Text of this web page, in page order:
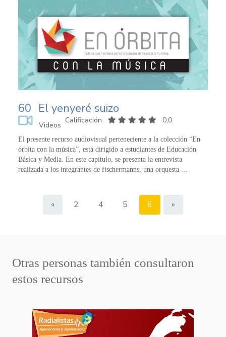
60 El yenyeré suizo
Videos
Calificación 0,0
El presente recurso audiovisual perteneciente a la colección “En
órbita con la música”, está dirigido a estudiantes de Educación
Básica y Media. En este capítulo, se presenta la entrevista
realizada a los integrantes de fischermanns, una orquesta ...
« 2 4 5 6 »
Otras personas también consultaron
estos recursos